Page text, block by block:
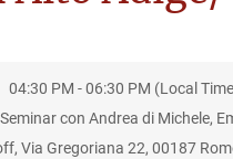
04:30 PM - 06:30 PM (Local
con Andrea di Michele,
Via Gregoriana 22, 00187